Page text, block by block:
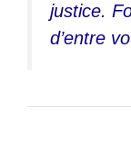
justice.
d’entre